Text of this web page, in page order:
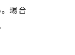
場合